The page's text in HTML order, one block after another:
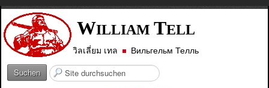
WILLIAM TELL
วิลเลี่ยม เทล Вильгельм Телль
Suchen
S